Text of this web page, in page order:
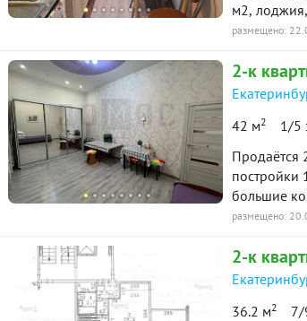
2-к квартира · 42.4 м² · 5/9
этаж
21
2-к квартира · 42 м² · 3/9 этаж 25
Показать всю историю: 24 предложения →
м2, лоджия,
ремонта.
развязка.
размещено:
2-к
42 м2 1/5
Продаётся
постройки
большие
квм.В
взрослый
размещено:
2-к
36.2 м2 7/